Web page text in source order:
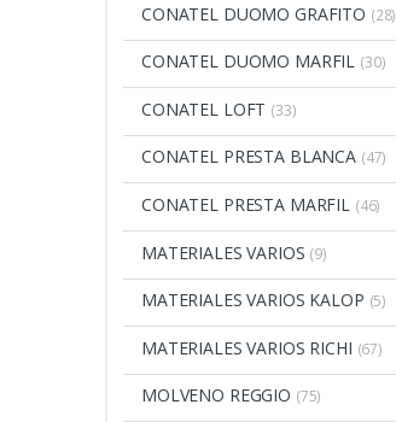
CONATEL DUOMO GRAFITO (28)
CONATEL DUOMO MARFIL (30)
CONATEL LOFT (33)
CONATEL PRESTA BLANCA (47)
CONATEL PRESTA MARFIL (46)
MATERIALES VARIOS (9)
MATERIALES VARIOS KALOP (5)
MATERIALES VARIOS RICHI (67)
MOLVENO REGGIO (75)